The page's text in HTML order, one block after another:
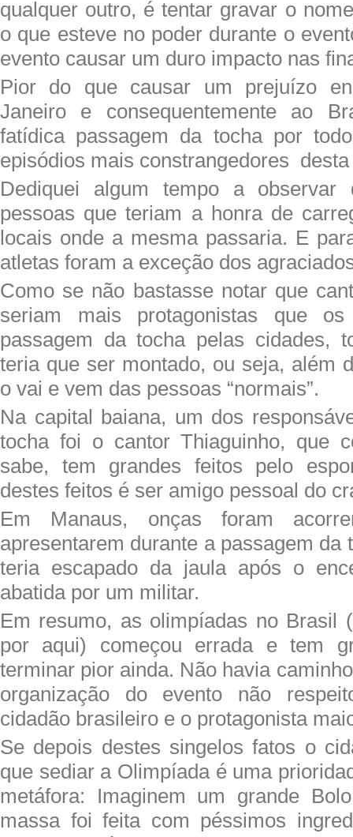
qualquer outro, é tentar gravar o
o que esteve no poder durante o
evento causar um duro impacto nas
Pior do que causar um prejuízo
Janeiro e consequentemente ao
fatídica passagem da tocha por
episódios mais constrangedores
Dediquei algum tempo a observar
pessoas que teriam a honra de
locais onde a mesma passaria. E
atletas foram a exceção dos
Como se não bastasse notar que
seriam mais protagonistas que
passagem da tocha pelas cidades,
teria que ser montado, ou seja, além
o vai e vem das pessoas “normais”.
Na capital baiana, um dos
tocha foi o cantor Thiaguinho, que
sabe, tem grandes feitos pelo
destes feitos é ser amigo pessoal do
Em Manaus, onças foram
apresentarem durante a passagem da
teria escapado da jaula após o
abatida por um militar.
Em resumo, as olimpíadas no Brasil
por aqui) começou errada e tem
terminar pior ainda. Não havia
organização do evento não
cidadão brasileiro e o protagonista
Se depois destes singelos fatos o
que sediar a Olimpíada é uma
metáfora: Imaginem um grande
massa foi feita com péssimos